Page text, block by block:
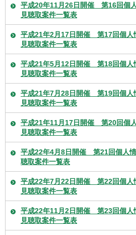
平成20年11月26日開催 第16回個
見聴取案件一覧表
平成21年2月17日開催 第17回個
見聴取案件一覧表
平成21年5月12日開催 第18回個
見聴取案件一覧表
平成21年7月28日開催 第19回個
見聴取案件一覧表
平成21年11月17日開催 第20回個
見聴取案件一覧表
平成22年4月8日開催 第21回個人
聴取案件一覧表
平成22年7月22日開催 第22回個
見聴取案件一覧表
平成22年11月2日開催 第23回個
見聴取案件一覧表